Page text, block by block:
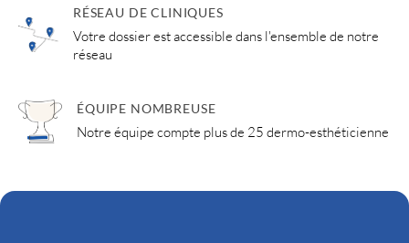
RÉSEAU DE CLINIQUES
Votre dossier est accessible dans l'ensemble de notre
réseau
ÉQUIPE NOMBREUSE
Notre équipe compte plus de 25 dermo-esthéticienne